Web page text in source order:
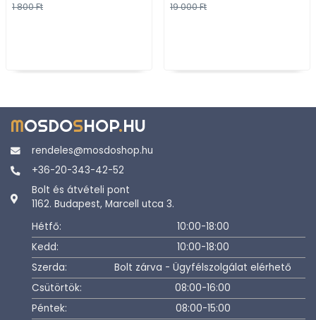
1 800 Ft 19 000 Ft
MOSDOSHOP.HU
rendeles@mosdoshop.hu
+36-20-343-42-52
Bolt és átvételi pont
1162. Budapest, Marcell utca 3.
Hétfő:
10:00-18:00
Kedd:
10:00-18:00
Szerda:
Bolt zárva - Ügyfélszolgálat elérhető
Csütörtök:
08:00-16:00
Péntek:
08:00-15:00